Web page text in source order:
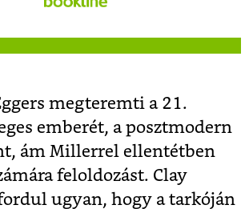
megteremti a 21.
emberét, a posztmodern
ám Millerrel ellentétben
feloldozást. Clay
ugyan, hogy a tarkóján